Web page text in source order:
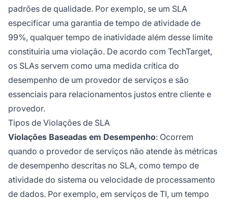
padrões de qualidade. Por exemplo, se um SLA
especificar uma garantia de tempo de atividade de
99%, qualquer tempo de inatividade além desse limite
constituiria uma violação. De acordo com TechTarget,
os SLAs servem como uma medida crítica do
desempenho de um provedor de serviços e são
essenciais para relacionamentos justos entre cliente e
provedor.
Tipos de Violações de SLA
Violações Baseadas em Desempenho: Ocorrem
quando o provedor de serviços não atende às métricas
de desempenho descritas no SLA, como tempo de
atividade do sistema ou velocidade de processamento
de dados. Por exemplo, em serviços de TI, um tempo